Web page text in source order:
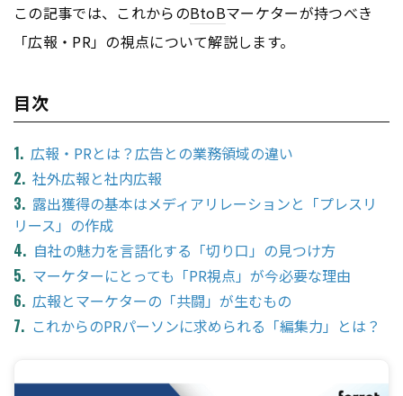
この記事では、これからのBtoBマーケターが持つべき
「広報・PR」の視点について解説します。
目次
広報・PRとは？広告との業務領域の違い
社外広報と社内広報
露出獲得の基本はメディアリレーションと「プレスリ
リース」の作成
自社の魅力を言語化する「切り口」の見つけ方
マーケターにとっても「PR視点」が今必要な理由
広報とマーケターの「共闘」が生むもの
これからのPRパーソンに求められる「編集力」とは？